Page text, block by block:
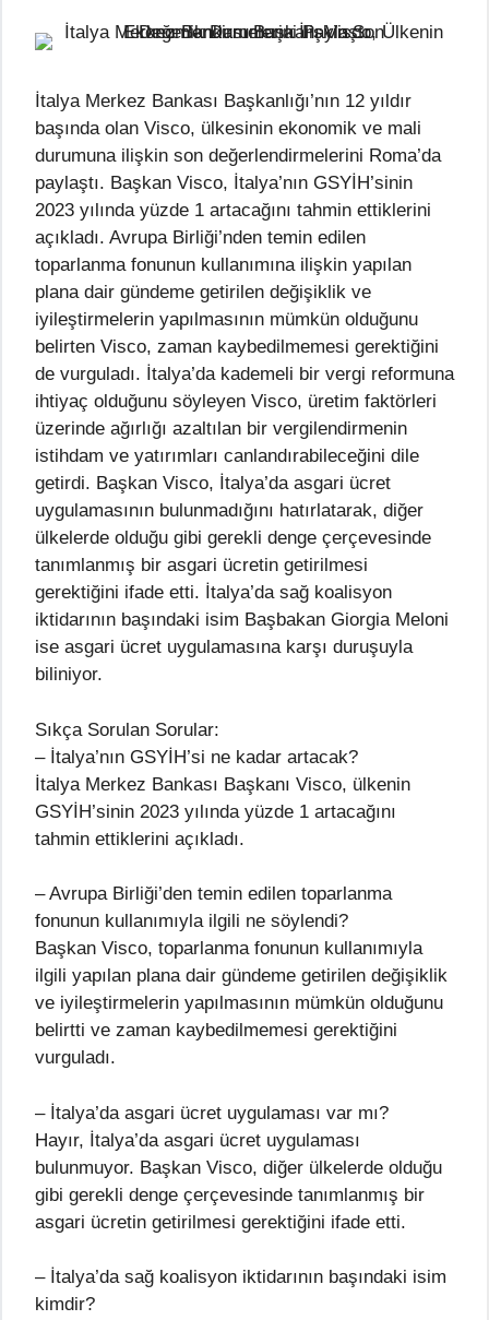
İtalya Merkez Bankası Başkanlığı’nın 12 yıldır
başında olan Visco, ülkesinin ekonomik ve mali
durumuna ilişkin son değerlendirmelerini Roma’da
paylaştı. Başkan Visco, İtalya’nın GSYİH’sinin
2023 yılında yüzde 1 artacağını tahmin ettiklerini
açıkladı. Avrupa Birliği’nden temin edilen
toparlanma fonunun kullanımına ilişkin yapılan
plana dair gündeme getirilen değişiklik ve
iyileştirmelerin yapılmasının mümkün olduğunu
belirten Visco, zaman kaybedilmemesi gerektiğini
de vurguladı. İtalya’da kademeli bir vergi reformuna
ihtiyaç olduğunu söyleyen Visco, üretim faktörleri
üzerinde ağırlığı azaltılan bir vergilendirmenin
istihdam ve yatırımları canlandırabileceğini dile
getirdi. Başkan Visco, İtalya’da asgari ücret
uygulamasının bulunmadığını hatırlatarak, diğer
ülkelerde olduğu gibi gerekli denge çerçevesinde
tanımlanmış bir asgari ücretin getirilmesi
gerektiğini ifade etti. İtalya’da sağ koalisyon
iktidarının başındaki isim Başbakan Giorgia Meloni
ise asgari ücret uygulamasına karşı duruşuyla
biliniyor.
Sıkça Sorulan Sorular:
– İtalya’nın GSYİH’si ne kadar artacak?
İtalya Merkez Bankası Başkanı Visco, ülkenin
GSYİH’sinin 2023 yılında yüzde 1 artacağını
tahmin ettiklerini açıkladı.
– Avrupa Birliği’den temin edilen toparlanma
fonunun kullanımıyla ilgili ne söylendi?
Başkan Visco, toparlanma fonunun kullanımıyla
ilgili yapılan plana dair gündeme getirilen değişiklik
ve iyileştirmelerin yapılmasının mümkün olduğunu
belirtti ve zaman kaybedilmemesi gerektiğini
vurguladı.
– İtalya’da asgari ücret uygulaması var mı?
Hayır, İtalya’da asgari ücret uygulaması
bulunmuyor. Başkan Visco, diğer ülkelerde olduğu
gibi gerekli denge çerçevesinde tanımlanmış bir
asgari ücretin getirilmesi gerektiğini ifade etti.
– İtalya’da sağ koalisyon iktidarının başındaki isim
kimdir?